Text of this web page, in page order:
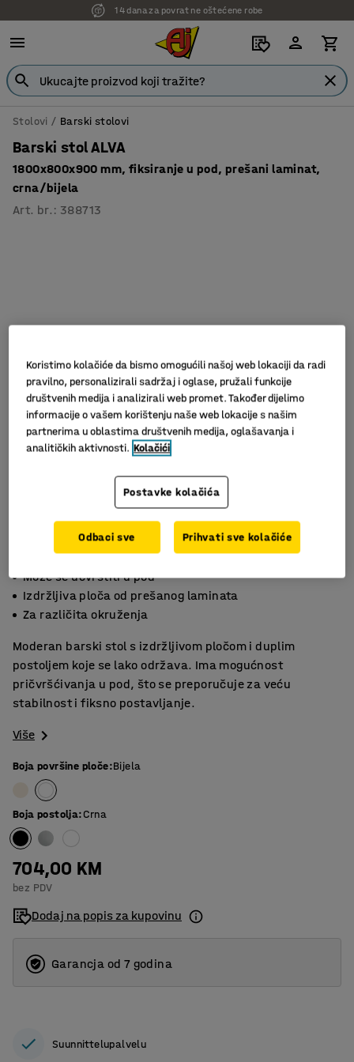
14 dana za povrat ne oštećene robe
Stolovi Barski stolovi
Barski stol ALVA
1800x800x900 mm, fiksiranje u pod, prešani laminat,
crna/bijela
Art. br. : 388713
Slični proizvodi
Može se učvrstiti u pod
Izdržljiva ploča od prešanog laminata
Za različita okruženja
Moderan barski stol s izdržljivom pločom i duplim
postoljem koje se lako održava. Ima mogućnost
pričvršćivanja u pod, što se preporučuje za veću
stabilnost i fiksno postavljanje.
Više
Boja površine ploče:Bijela
Boja postolja:Crna
704,00 KM
bez PDV
Dodaj na popis za kupovinu
Garancja od 7 godina
Suunnittelupalvelu
Koristimo kolačiće da bismo omogućili našoj web lokaciji da radi
pravilno, personalizirali sadržaj i oglase, pružali funkcije
društvenih medija i analizirali web promet. Također dijelimo
informacije o vašem korištenju naše web lokacije s našim
partnerima u oblastima društvenih medija, oglašavanja i
analitičkih aktivnosti. Kolačići
Postavke kolačića
Odbaci sve Prihvati sve kolačiće